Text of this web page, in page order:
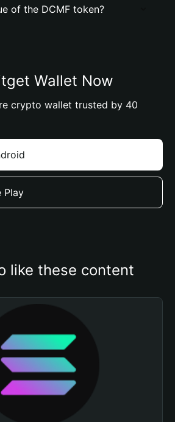
of the DCMF token?
Wallet Now
crypto wallet trusted by 40
Play
like these content